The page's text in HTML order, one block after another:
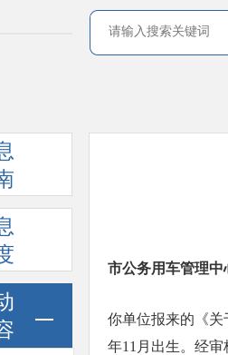
市公务用车管理中
你单位报来的《关
年11月出生。经